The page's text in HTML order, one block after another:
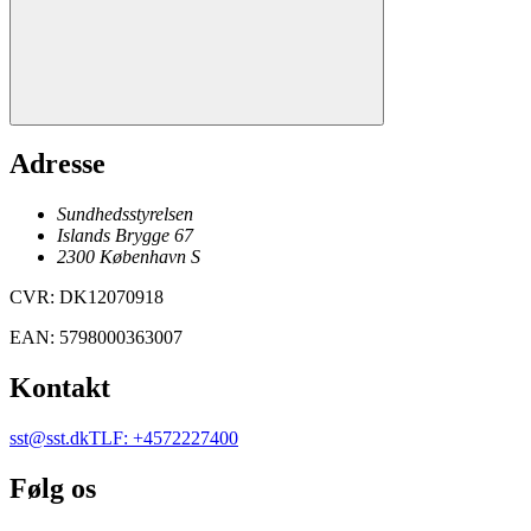
Adresse
Sundhedsstyrelsen
Islands Brygge 67
2300 København S
CVR: DK12070918
EAN: 5798000363007
Kontakt
sst@sst.dkTLF: +4572227400
Følg os